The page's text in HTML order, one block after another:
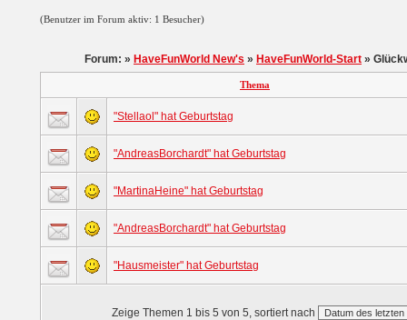
(Benutzer im Forum aktiv: 1 Besucher)
Forum: » HaveFunWorld New's » HaveFunWorld-Start »
Thema
"Stellaol" hat Geburtstag
"AndreasBorchardt" hat Geburtstag
"MartinaHeine" hat Geburtstag
"AndreasBorchardt" hat Geburtstag
"Hausmeister" hat Geburtstag
Zeige Themen 1 bis 5 von 5, sortiert nach